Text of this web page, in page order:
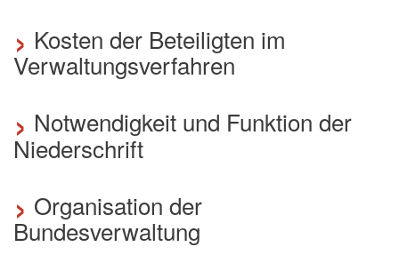
› Kosten der Beteiligten im
Verwaltungsverfahren
› Notwendigkeit und Funktion der
Niederschrift
› Organisation der
Bundesverwaltung